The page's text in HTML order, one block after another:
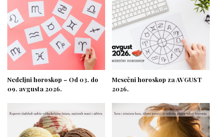
Nedeljni horoskop – Od 03. do
09. avgusta 2026.
Mesečni horoskop za AVGUST
2026.